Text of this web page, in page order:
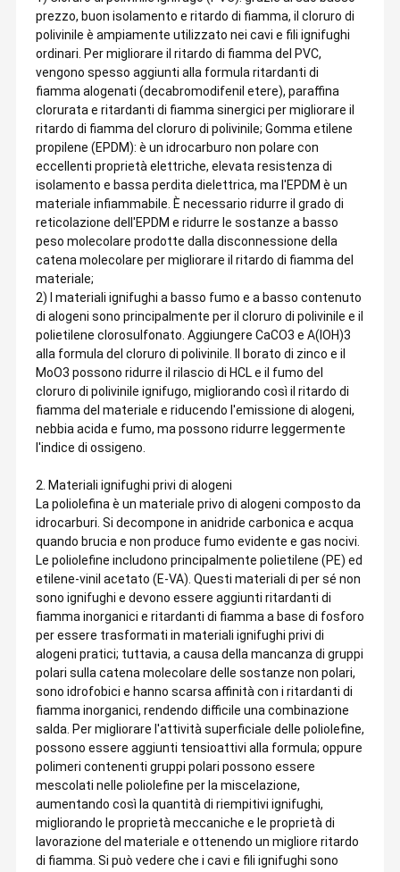
Casa Prodotti Mostra VR Circa Noi
prezzo, buon isolamento e ritardo di fiamma, il cloruro di
polivinile è ampiamente utilizzato nei cavi e fili ignifughi
ordinari. Per migliorare il ritardo di fiamma del PVC,
vengono spesso aggiunti alla formula ritardanti di
fiamma alogenati (decabromodifenil etere), paraffina
clorurata e ritardanti di fiamma sinergici per migliorare il
ritardo di fiamma del cloruro di polivinile; Gomma etilene
propilene (EPDM): è un idrocarburo non polare con
eccellenti proprietà elettriche, elevata resistenza di
isolamento e bassa perdita dielettrica, ma l'EPDM è un
materiale infiammabile. È necessario ridurre il grado di
reticolazione dell'EPDM e ridurre le sostanze a basso
peso molecolare prodotte dalla disconnessione della
catena molecolare per migliorare il ritardo di fiamma del
materiale;
2) I materiali ignifughi a basso fumo e a basso contenuto
di alogeni sono principalmente per il cloruro di polivinile e il
polietilene clorosulfonato. Aggiungere CaCO3 e A(lOH)3
alla formula del cloruro di polivinile. Il borato di zinco e il
MoO3 possono ridurre il rilascio di HCL e il fumo del
cloruro di polivinile ignifugo, migliorando così il ritardo di
fiamma del materiale e riducendo l'emissione di alogeni,
nebbia acida e fumo, ma possono ridurre leggermente
l'indice di ossigeno.
2. Materiali ignifughi privi di alogeni
La poliolefina è un materiale privo di alogeni composto da
idrocarburi. Si decompone in anidride carbonica e acqua
quando brucia e non produce fumo evidente e gas nocivi.
Le poliolefine includono principalmente polietilene (PE) ed
etilene-vinil acetato (E-VA). Questi materiali di per sé non
sono ignifughi e devono essere aggiunti ritardanti di
fiamma inorganici e ritardanti di fiamma a base di fosforo
per essere trasformati in materiali ignifughi privi di
alogeni pratici; tuttavia, a causa della mancanza di gruppi
polari sulla catena molecolare delle sostanze non polari,
sono idrofobici e hanno scarsa affinità con i ritardanti di
fiamma inorganici, rendendo difficile una combinazione
salda. Per migliorare l'attività superficiale delle poliolefine,
possono essere aggiunti tensioattivi alla formula; oppure
polimeri contenenti gruppi polari possono essere
mescolati nelle poliolefine per la miscelazione,
aumentando così la quantità di riempitivi ignifughi,
migliorando le proprietà meccaniche e le proprietà di
lavorazione del materiale e ottenendo un migliore ritardo
di fiamma. Si può vedere che i cavi e fili ignifughi sono
Un produttore professionale di fili e cavi
Zhenglan Cable Technology Co. Ltd, precedentemente nota
come Henan Zhengzhou Cable Co. Ltd, è una delle più grandi
imprese di spina dorsale dell'industria cinese del filo e dei cavi.Il
capitale registrato della nostra azienda è di circa 32 milioni di
dollari e la nostra sede centrale si trova al 49 ° piano della Torre
Sud del Greenland CenterLa nostra fabbrica si trova nel parco
industriale di scienza e tecnologia dei cavi di Zhengzhou della